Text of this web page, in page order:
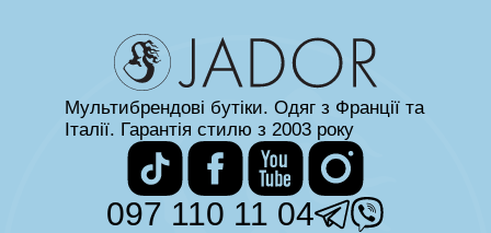
Мультибрендові бутіки. Одяг з Франції та
Італії. Гарантія стилю з 2003 року
097 110 11 04